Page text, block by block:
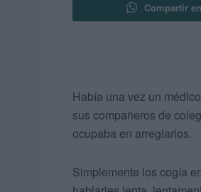
Compartir
Había una vez un
sus compañeros de
ocupaba en arreglarlos.
Simplemente los cogía